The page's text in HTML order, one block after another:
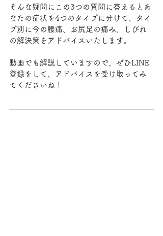
そんな疑問にこの3つの質問に答えるとあ
なたの症状を4つのタイプに分けて、タイ
プ別に今の腰痛、お尻足の痛み、しびれ
の解決策をアドバイスいたします。
動画でも解説していますので、ぜひLINE
登録をして、アドバイスを受け取ってみ
てくださいね！